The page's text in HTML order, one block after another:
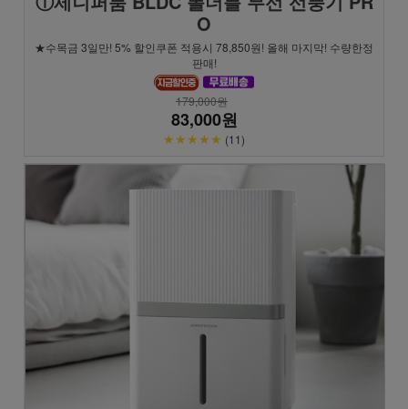
O
★수목금 3일만! 5% 할인쿠폰 적용시 78,850원! 올해 마지막! 수량한정
판매!
179,000원
83,000원
★★★★★ (11)